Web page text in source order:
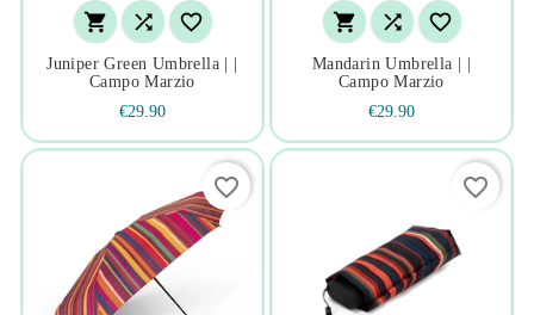
  
Juniper Green Umbrella | |
Campo Marzio
€29.90
  
Mandarin Umbrella | |
Campo Marzio
€29.90
favorite_border favorite_border